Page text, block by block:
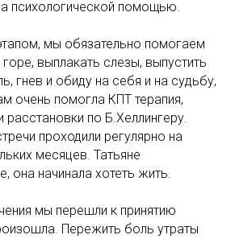
психологической помощью.
мы обязательно помогаем
выплакать слезы, выпустить
гнев и обиду на себя и на судьбу,
очень помогла КПТ терапия,
расстановки по Б.Хеллингеру.
проходили регулярно на
месяцев. Татьяне
она начинала хотеть жить.
мы перешли к принятию
Пережить боль утраты